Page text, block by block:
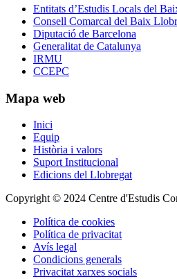
Entitats d’Estudis Locals del
Consell Comarcal del Baix
Diputació de Barcelona
Generalitat de Catalunya
IRMU
CCEPC
Mapa web
Inici
Equip
Història i valors
Suport Institucional
Edicions del Llobregat
Copyright © 2024 Centre d'Estudis
Política de cookies
Política de privacitat
Avís legal
Condicions generals
Privacitat xarxes socials